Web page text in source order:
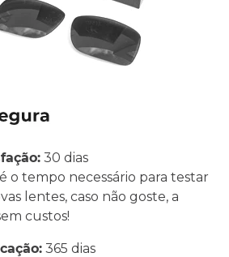
30 dias
o tempo necessário para testar
lentes, caso não goste, a
custos!
365 dias